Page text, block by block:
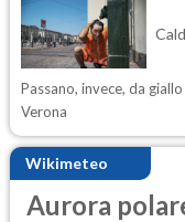
Passano, invece, da
Verona
Wikimeteo
Aurora